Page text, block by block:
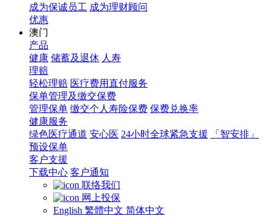
成为保诚员工 成为理财顾问
优惠
澳门
产品
健康 储蓄及退休 人寿
理赔
轻松理赔 医疗费用直付服务
保单管理及缴交保费
管理保单 缴交个人寿险保费 保费兑换率
健康服务
绿色医疗通道 安心医 24小时全球紧急支援
「智安排」
预设保单
客户支援
下载中心 客户通知
联络我们
网上投保
English 繁體中文 简体中文